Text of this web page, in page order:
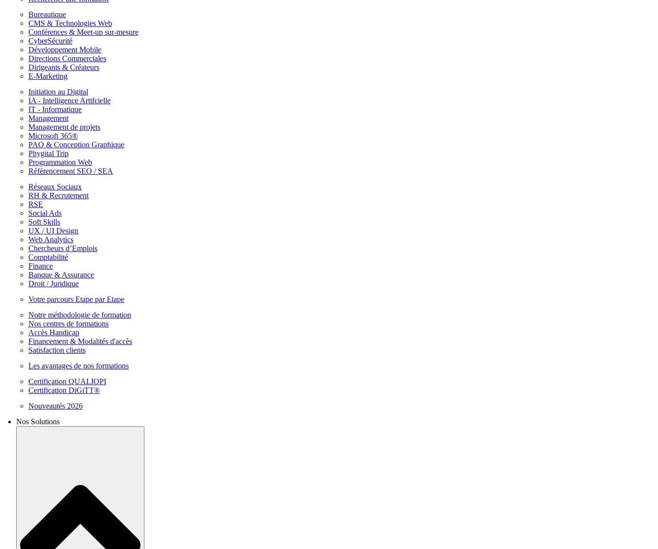
Bureautique
CMS & Technologies Web
Conférences & Meet-up sur-mesure
CyberSécurité
Développement Mobile
Directions Commerciales
Dirigeants & Créateurs
E-Marketing
Initiation au Digital
IA - Intelligence Artifcielle
IT - Informatique
Management
Management de projets
Microsoft 365®
PAO & Conception Graphique
Phygital Trip
Programmation Web
Référencement SEO / SEA
Réseaux Sociaux
RH & Recrutement
RSE
Social Ads
Soft Skills
UX / UI Design
Web Analytics
Chercheurs d’Emplois
Comptabilité
Finance
Banque & Assurance
Droit / Juridique
Votre parcours Etape par Etape
Notre méthodologie de formation
Nos centres de formations
Accès Handicap
Financement & Modalités d'accès
Satisfaction clients
Les avantages de nos formations
Certification QUALIOPI
Certification DiGiTT®
Nouveautés 2026
Nos Solutions